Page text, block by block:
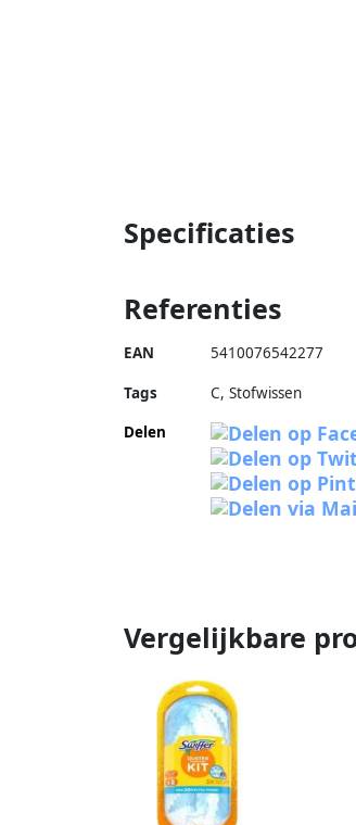
Specificaties
Referenties
EAN 5410076542277
Tags
C, Stofwissen
Delen
Vergelijkbare